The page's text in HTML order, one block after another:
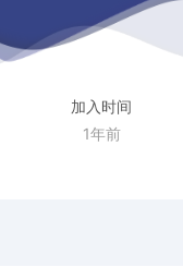
加入时间
1年前